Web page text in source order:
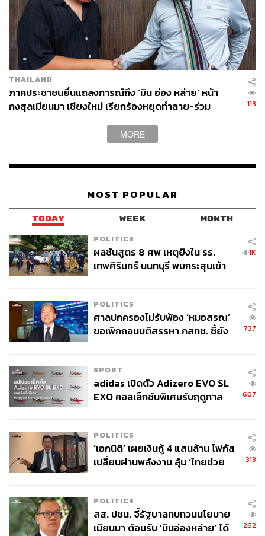
THAILAND
ภาคประชาชนยื่นแถลงการณ์ถึง ‘มิน อ่อง หล่าย’ หน้า
กงสุลเมียนมา เชียงใหม่ เรียกร้องหยุดทำลาย-ร่วม
113
MORE
MOST POPULAR
TODAY WEEK MONTH
POLITICS
ผลชันสูตร 8 ศพ เหตุยิงใน รร.
เทพศิรินทร์ นนทบุรี พบกระสุนเข้า
1K
POLITICS
ศาลปกครองไม่รับฟ้อง ‘หมอสรณ’
ขอเพิกถอนมติสรรหา กสทช. ชี้ยัง
737
SPORT
adidas เปิดตัว Adizero EVO SL
EXO คอลเล็กชันพิเศษรับฤดูกาล
607
POLITICS
‘เอกนิติ’ เผยเงินกู้ 4 แสนล้าน โฟกัส
เปลี่ยนผ่านพลังงาน ลุ้น ‘ไทยช่วย
313
POLITICS
สส. ปชน. จี้รัฐบาลทบทวนนโยบาย
เมียนมา ต้อนรับ ‘มินอ่องหล่าย’ ได้
262